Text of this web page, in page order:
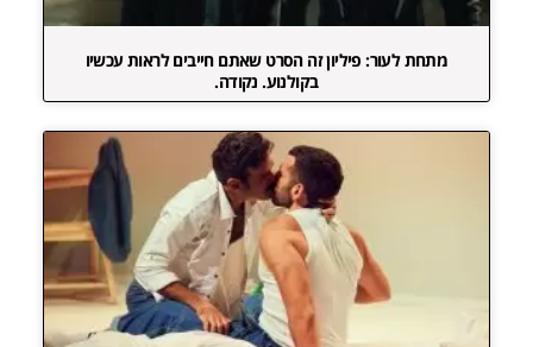
מתחת לעור: פיליון זה הסרט שאתם חייבים לראות עכשיו
בקולנוע. נקודה.